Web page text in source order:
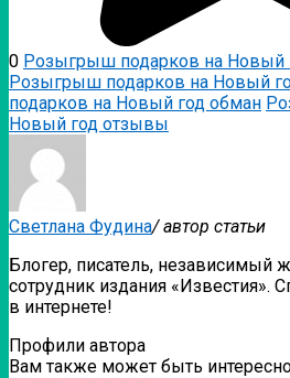
0 Розыгрыш подарков на Новый
Розыгрыш подарков на Новый
подарков на Новый год обман
Новый год отзывы
Светлана Фудина/ автор статьи
Блогер, писатель, независимый
сотрудник издания «Известия».
в интернете!
Профили автора
Вам также может быть